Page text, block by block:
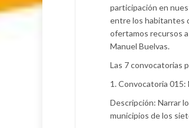
participación en
entre los habitantes
ofertamos recursos
Manuel Buelvas.
Las 7 convocatorias
1. Convocatoria 015:
Descripción: Narrar
municipios de los